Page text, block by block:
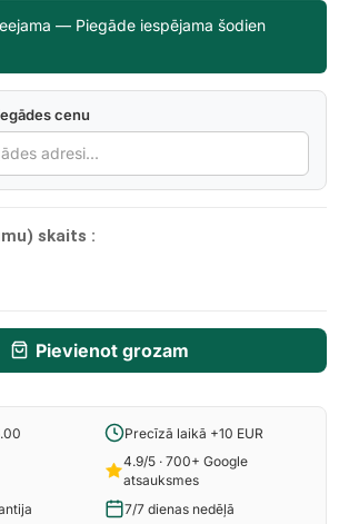
— Piegāde iespējama šodien
cenu
skaits :
Pievienot grozam
Precīzā laikā +10 EUR
4.9/5 · 700+ Google
atsauksmes
7/7 dienas nedēļā